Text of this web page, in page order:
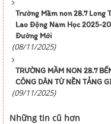
Trường Mầm non 28.7 Long
Lao Động Năm Học 2025-
Đường Mới
(08/11/2025)
TRƯỜNG MẦM NON 28.7
CÔNG DÂN TỪ NỀN TẢNG
(09/11/2025)
Những tin cũ hơn